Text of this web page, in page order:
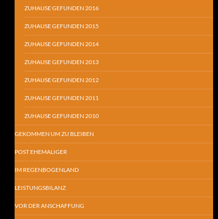
ZUHAUSE GEFUNDEN 2016
ZUHAUSE GEFUNDEN 2015
ZUHAUSE GEFUNDEN 2014
ZUHAUSE GEFUNDEN 2013
ZUHAUSE GEFUNDEN 2012
ZUHAUSE GEFUNDEN 2011
ZUHAUSE GEFUNDEN 2010
GEKOMMEN UM ZU BLEIBEN
POST EHEMALIGER
IM REGENBOGENLAND
LEISTUNGSBILANZ
VOR DER ANSCHAFFUNG